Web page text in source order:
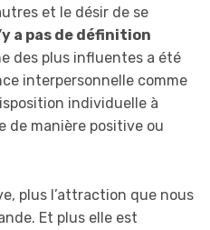
et le désir de se
a pas de définition
des plus influentes a été
interpersonnelle comme
individuelle à
de manière positive ou
plus l’attraction que nous
Et plus elle est